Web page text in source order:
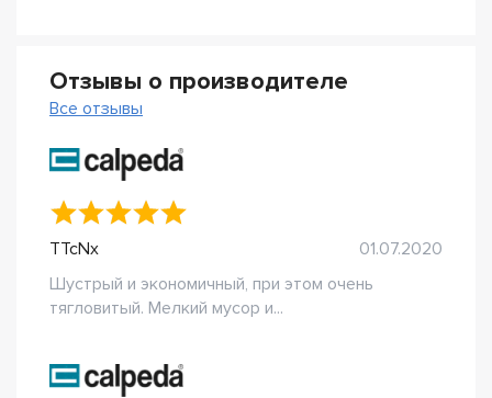
Отзывы о производителе
Все отзывы
TTcNx
01.07.2020
Шустрый и экономичный, при этом очень
тягловитый. Мелкий мусор и...